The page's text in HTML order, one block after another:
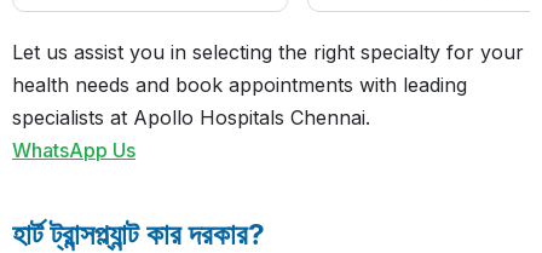
Let us assist you in selecting the right specialty for your
health needs and book appointments with leading
specialists at Apollo Hospitals Chennai.
WhatsApp Us
হার্ট ট্রান্সপ্ল্যান্ট কার দরকার?